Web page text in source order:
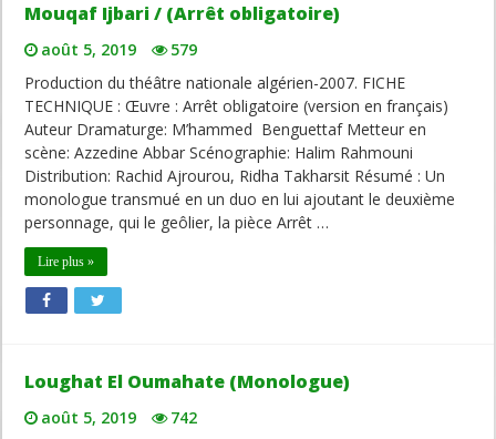
Mouqaf Ijbari / (Arrêt obligatoire)
août 5, 2019
579
Production du théâtre nationale algérien-2007. FICHE
TECHNIQUE : Œuvre : Arrêt obligatoire (version en français)
Auteur Dramaturge: M’hammed Benguettaf Metteur en
scène: Azzedine Abbar Scénographie: Halim Rahmouni
Distribution: Rachid Ajrourou, Ridha Takharsit Résumé : Un
monologue transmué en un duo en lui ajoutant le deuxième
personnage, qui le geôlier, la pièce Arrêt …
Lire plus »
Loughat El Oumahate (Monologue)
août 5, 2019
742